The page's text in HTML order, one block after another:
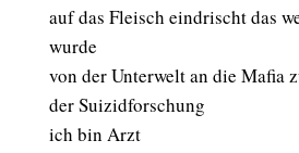
auf das Fleisch eindrischt das
wurde
von der Unterwelt an die Mafia
der Suizidforschung
ich bin Arzt